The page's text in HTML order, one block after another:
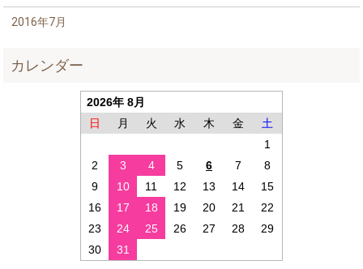
2016年7月
カレンダー
2026年 8月
日
月 火 水 木 金
土
1
2
3 4 5 6 7
8
9
10 11 12 13 14
15
16
17 18 19 20 21
22
23
24 25 26 27 28
29
30
31